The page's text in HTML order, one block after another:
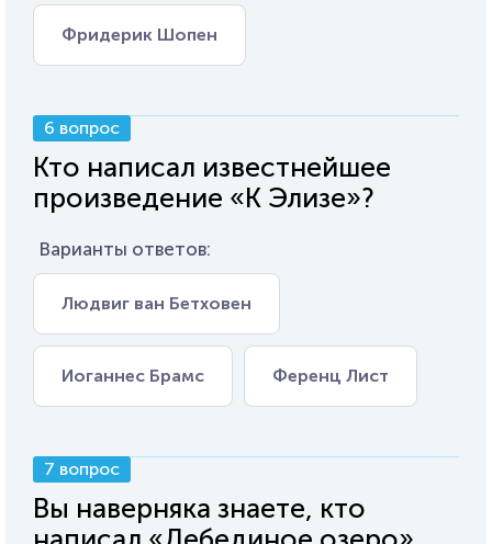
Фридерик Шопен
6 вопрос
Кто написал известнейшее
произведение «К Элизе»?
Варианты ответов:
Людвиг ван Бетховен
Иоганнес Брамс Ференц Лист
7 вопрос
Вы наверняка знаете, кто